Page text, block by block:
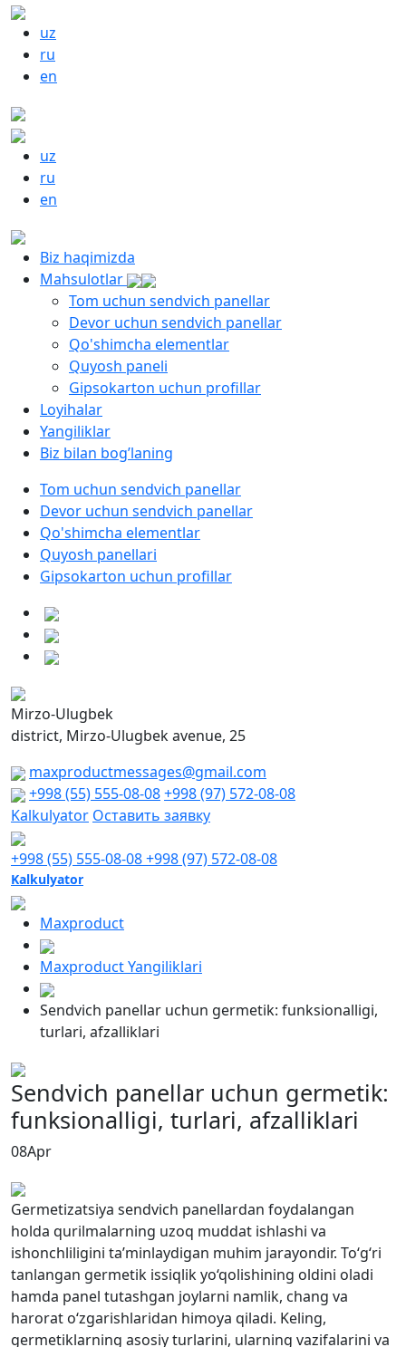
uz
ru
en
uz
ru
en
Biz haqimizda
Mahsulotlar
Tom uchun sendvich panellar
Devor uchun sendvich panellar
Qo'shimcha elementlar
Quyosh paneli
Gipsokarton uchun profillar
Loyihalar
Yangiliklar
Biz bilan bog’laning
Tom uchun sendvich panellar
Devor uchun sendvich panellar
Qo'shimcha elementlar
Quyosh panellari
Gipsokarton uchun profillar
Mirzo-Ulugbek
district, Mirzo-Ulugbek avenue, 25
maxproductmessages@gmail.com
+998 (55) 555-08-08+998 (97) 572-08-08
Kalkulyator Оставить заявку
+998 (55) 555-08-08+998 (97) 572-08-08
Kalkulyator
Maxproduct
Maxproduct Yangiliklari
Sendvich panellar uchun germetik: funksionalligi,
turlari, afzalliklari
Sendvich panellar uchun germetik:
funksionalligi, turlari, afzalliklari
08Apr
Germetizatsiya sendvich panellardan foydalangan
holda qurilmalarning uzoq muddat ishlashi va
ishonchliligini ta’minlaydigan muhim jarayondir. To‘g‘ri
tanlangan germetik issiqlik yo‘qolishining oldini oladi
hamda panel tutashgan joylarni namlik, chang va
harorat o‘zgarishlaridan himoya qiladi. Keling,
germetiklarning asosiy turlarini, ularning vazifalarini va